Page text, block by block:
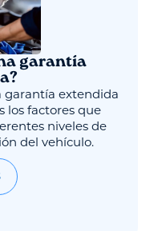
garantía
garantía extendida
los factores que
niveles de
del vehículo.